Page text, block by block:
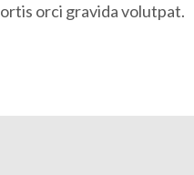
orci gravida volutpat.